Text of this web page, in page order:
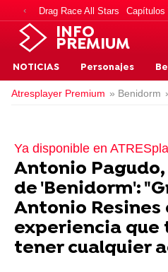
Drag Race All Stars Capítulos
INFO
PREMIUM
NOTICIAS Personajes
Atresplayer Premium » Benidorm
Ya disponible en
Antonio
de 'Benidorm':
Antonio Resines
experiencia que
tener cualquier